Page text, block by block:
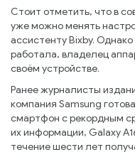
Стоит отметить, что в
уже можно менять
ассистенту Bixby.
работала, владелец
своём устройстве.
Ранее журналисты
компания Samsung
смартфон с рекордным
их информации, Galaxy
течение шести лет